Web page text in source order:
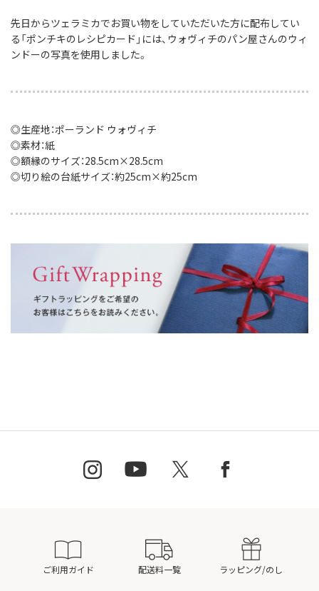
先日からツェラミカでお買い物をしていただいた方に配布してい
る「ポンチキのレシピカード」には、 ウォヴィチのパン屋さんのウィ
ンドーの写真を使用しました。
◎生産地：ポーランド ウォヴィチ
◎素材：紙
◎額縁のサイズ：28.5cm×28.5cm
◎切り絵の台紙サイズ：約25cm×約25cm
ご利用ガイド 配送料一覧 ラッピング/のし